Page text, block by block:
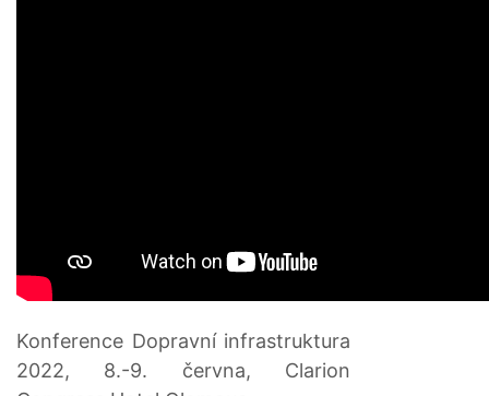
Konference Dopravní infrastruktura
2022, 8.-9. června, Clarion